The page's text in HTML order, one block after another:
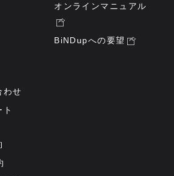
オンラインマニュアル
BiNDupへの要望
わせ